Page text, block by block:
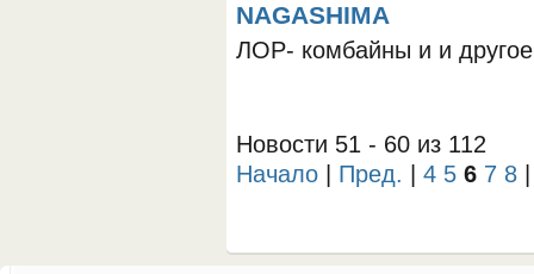
NAGASHIMA
ЛОР- комбайны и и
Новости 51 - 60 из 112
Начало
Пред. 4 5 6 7 8